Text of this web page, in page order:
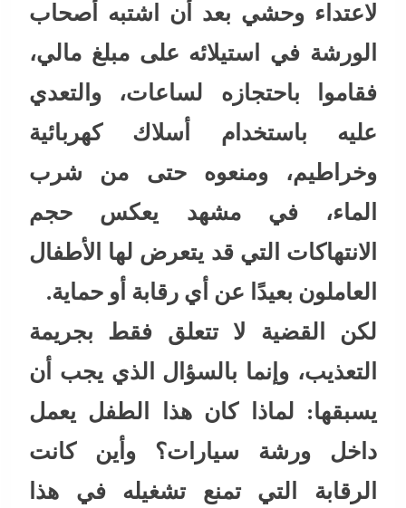
لاعتداء وحشي بعد أن اشتبه أصحاب
الورشة في استيلائه على مبلغ مالي،
فقاموا باحتجازه لساعات، والتعدي
عليه باستخدام أسلاك كهربائية
وخراطيم، ومنعوه حتى من شرب
الماء، في مشهد يعكس حجم
الانتهاكات التي قد يتعرض لها الأطفال
العاملون بعيدًا عن أي رقابة أو حماية.
لكن القضية لا تتعلق فقط بجريمة
التعذيب، وإنما بالسؤال الذي يجب أن
يسبقها: لماذا كان هذا الطفل يعمل
داخل ورشة سيارات؟ وأين كانت
الرقابة التي تمنع تشغيله في هذا